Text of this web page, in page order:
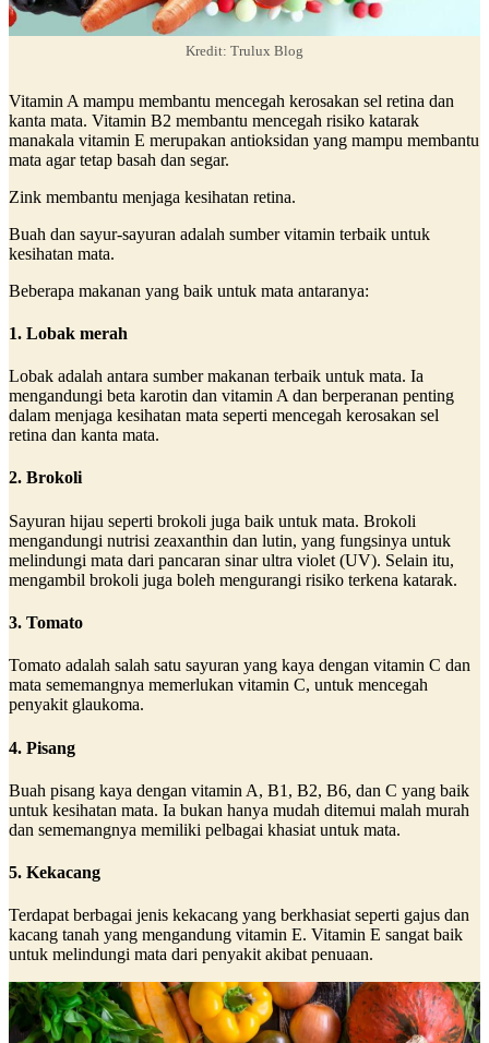
Kredit: Trulux Blog
Vitamin A mampu membantu mencegah kerosakan sel retina dan
kanta mata. Vitamin B2 membantu mencegah risiko katarak
manakala vitamin E merupakan antioksidan yang mampu membantu
mata agar tetap basah dan segar.
Zink membantu menjaga kesihatan retina.
Buah dan sayur-sayuran adalah sumber vitamin terbaik untuk
kesihatan mata.
Beberapa makanan yang baik untuk mata antaranya:
1. Lobak merah
Lobak adalah antara sumber makanan terbaik untuk mata. Ia
mengandungi beta karotin dan vitamin A dan berperanan penting
dalam menjaga kesihatan mata seperti mencegah kerosakan sel
retina dan kanta mata.
2. Brokoli
Sayuran hijau seperti brokoli juga baik untuk mata. Brokoli
mengandungi nutrisi zeaxanthin dan lutin, yang fungsinya untuk
melindungi mata dari pancaran sinar ultra violet (UV). Selain itu,
mengambil brokoli juga boleh mengurangi risiko terkena katarak.
3. Tomato
Tomato adalah salah satu sayuran yang kaya dengan vitamin C dan
mata sememangnya memerlukan vitamin C, untuk mencegah
penyakit glaukoma.
4. Pisang
Buah pisang kaya dengan vitamin A, B1, B2, B6, dan C yang baik
untuk kesihatan mata. Ia bukan hanya mudah ditemui malah murah
dan sememangnya memiliki pelbagai khasiat untuk mata.
5. Kekacang
Terdapat berbagai jenis kekacang yang berkhasiat seperti gajus dan
kacang tanah yang mengandung vitamin E. Vitamin E sangat baik
untuk melindungi mata dari penyakit akibat penuaan.